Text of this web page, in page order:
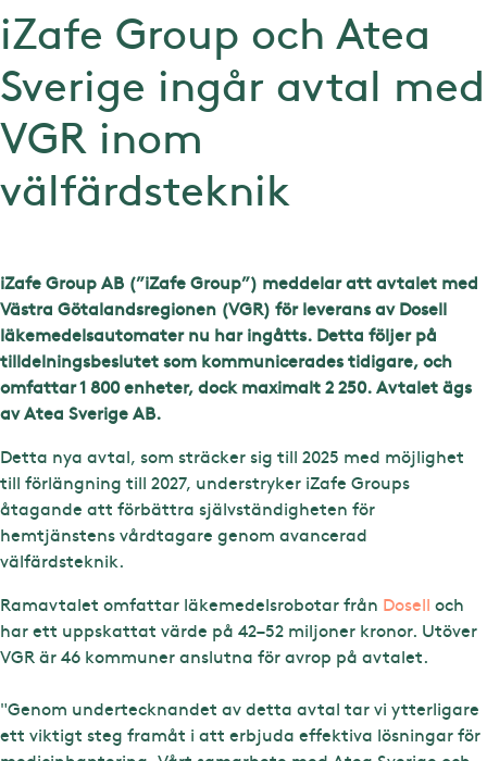
iZafe Group och Atea
Sverige ingår avtal med
VGR inom
välfärdsteknik
iZafe Group AB (”iZafe Group”) meddelar att avtalet med
Västra Götalandsregionen (VGR) för leverans av Dosell
läkemedelsautomater nu har ingåtts. Detta följer på
tilldelningsbeslutet som kommunicerades tidigare, och
omfattar 1 800 enheter, dock maximalt 2 250. Avtalet ägs
av Atea Sverige AB.
Detta nya avtal, som sträcker sig till 2025 med möjlighet
till förlängning till 2027, understryker iZafe Groups
åtagande att förbättra självständigheten för
hemtjänstens vårdtagare genom avancerad
välfärdsteknik.
Ramavtalet omfattar läkemedelsrobotar från Dosell och
har ett uppskattat värde på 42–52 miljoner kronor. Utöver
VGR är 46 kommuner anslutna för avrop på avtalet.
"Genom undertecknandet av detta avtal tar vi ytterligare
ett viktigt steg framåt i att erbjuda effektiva lösningar för